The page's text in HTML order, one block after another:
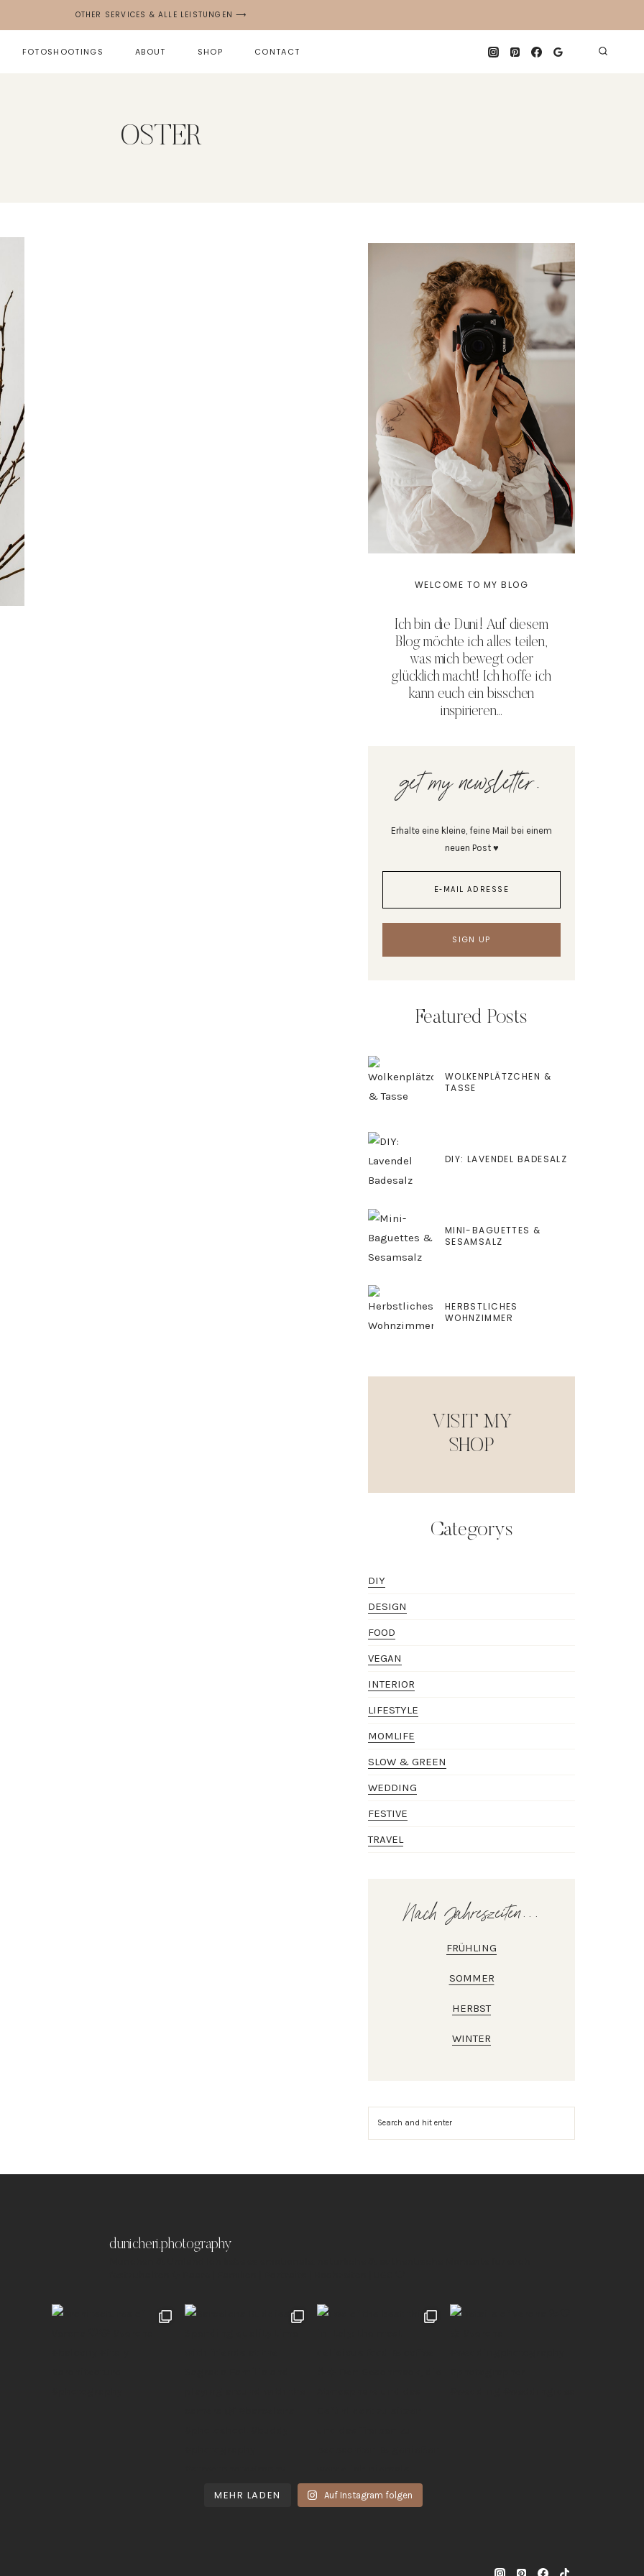
OTHER SERVICES & ALLE LEISTUNGEN ⟶
FOTOSHOOTINGS ABOUT SHOP CONTACT
OSTER
WELCOME TO MY BLOG
Ich bin die Duni! Auf diesem
Blog möchte ich alles teilen,
was mich bewegt oder
glücklich macht! Ich hoffe ich
kann euch ein bisschen
inspirieren...
get my newsletter.
Erhalte eine kleine, feine Mail bei einem
neuen Post ♥
Featured Posts
WOLKENPLÄTZCHEN &
TASSE
DIY: LAVENDEL BADESALZ
MINI-BAGUETTES &
SESAMSALZ
HERBSTLICHES
WOHNZIMMER
VISIT MY
SHOP
Categorys
DIY
DESIGN
FOOD
VEGAN
INTERIOR
LIFESTYLE
MOMLIFE
SLOW & GREEN
WEDDING
FESTIVE
TRAVEL
Nach Jahreszeiten...
FRÜHLING
SOMMER
HERBST
WINTER
dunicheri.photography
MEHR LADEN Auf Instagram folgen